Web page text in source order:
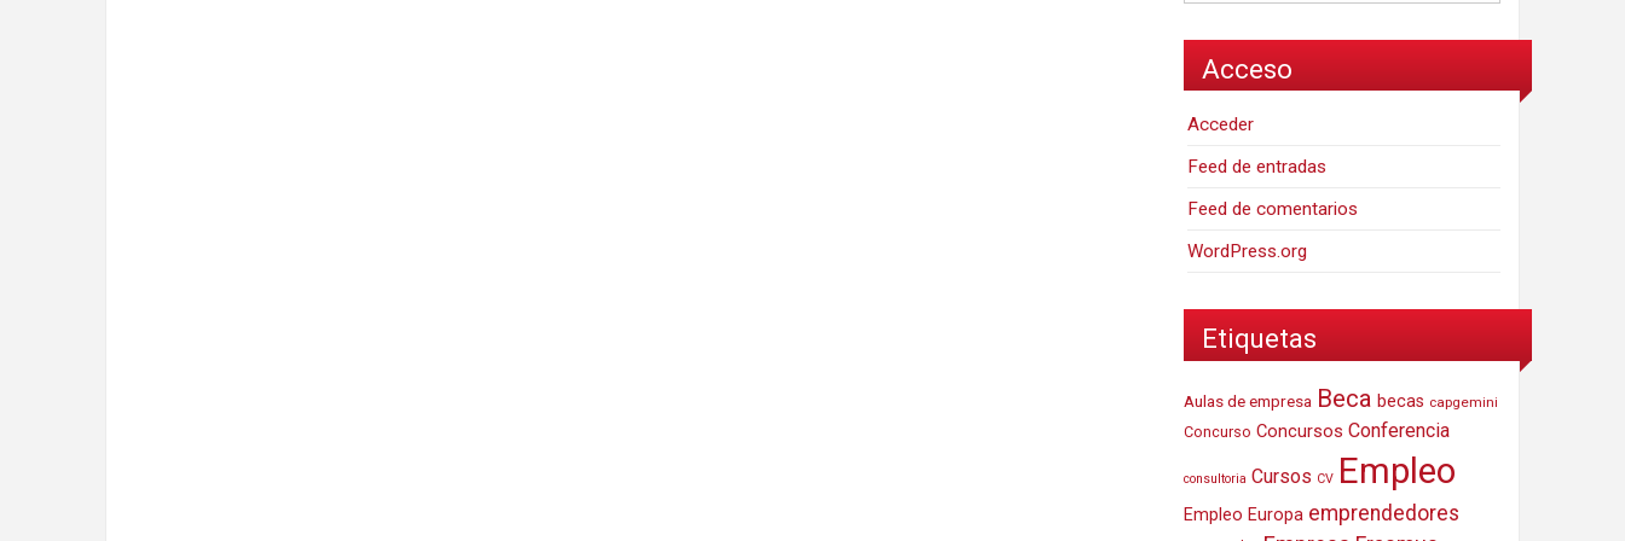
Acceso
Acceder
Feed de entradas
Feed de comentarios
WordPress.org
Etiquetas
Aulas de empresa Beca becas capgemini
Concurso Concursos Conferencia
consultoria Cursos CV Empleo
Empleo Europa emprendedores